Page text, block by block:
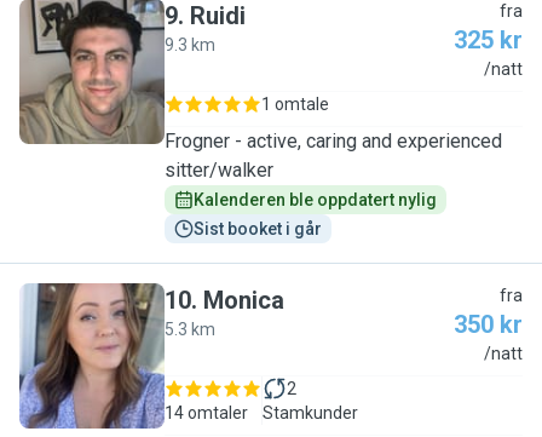
R
9. Ruidi
9.3 km
fra
325 kr
/natt
1 omtale
Frogner - active, caring and experienced
sitter/walker
Kalenderen ble oppdatert nylig
Sist booket i går
M
10. Monica
5.3 km
fra
350 kr
/natt
14 omtaler
2
Stamkunder